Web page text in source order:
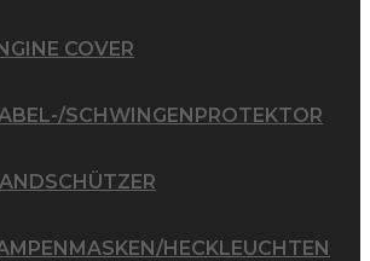
COVER
SCHWINGENPROTEKTOR
HECKLEUCHTEN